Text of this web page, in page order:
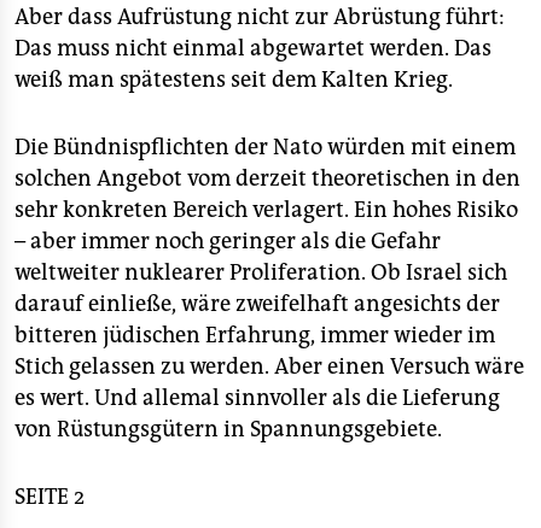
Aber dass Aufrüstung nicht zur Abrüstung führt:
Das muss nicht einmal abgewartet werden. Das
weiß man spätestens seit dem Kalten Krieg.
Die Bündnispflichten der Nato würden mit einem
solchen Angebot vom derzeit theoretischen in den
sehr konkreten Bereich verlagert. Ein hohes Risiko
– aber immer noch geringer als die Gefahr
weltweiter nuklearer Proliferation. Ob Israel sich
darauf einließe, wäre zweifelhaft angesichts der
bitteren jüdischen Erfahrung, immer wieder im
Stich gelassen zu werden. Aber einen Versuch wäre
es wert. Und allemal sinnvoller als die Lieferung
von Rüstungsgütern in Spannungsgebiete.
SEITE 2